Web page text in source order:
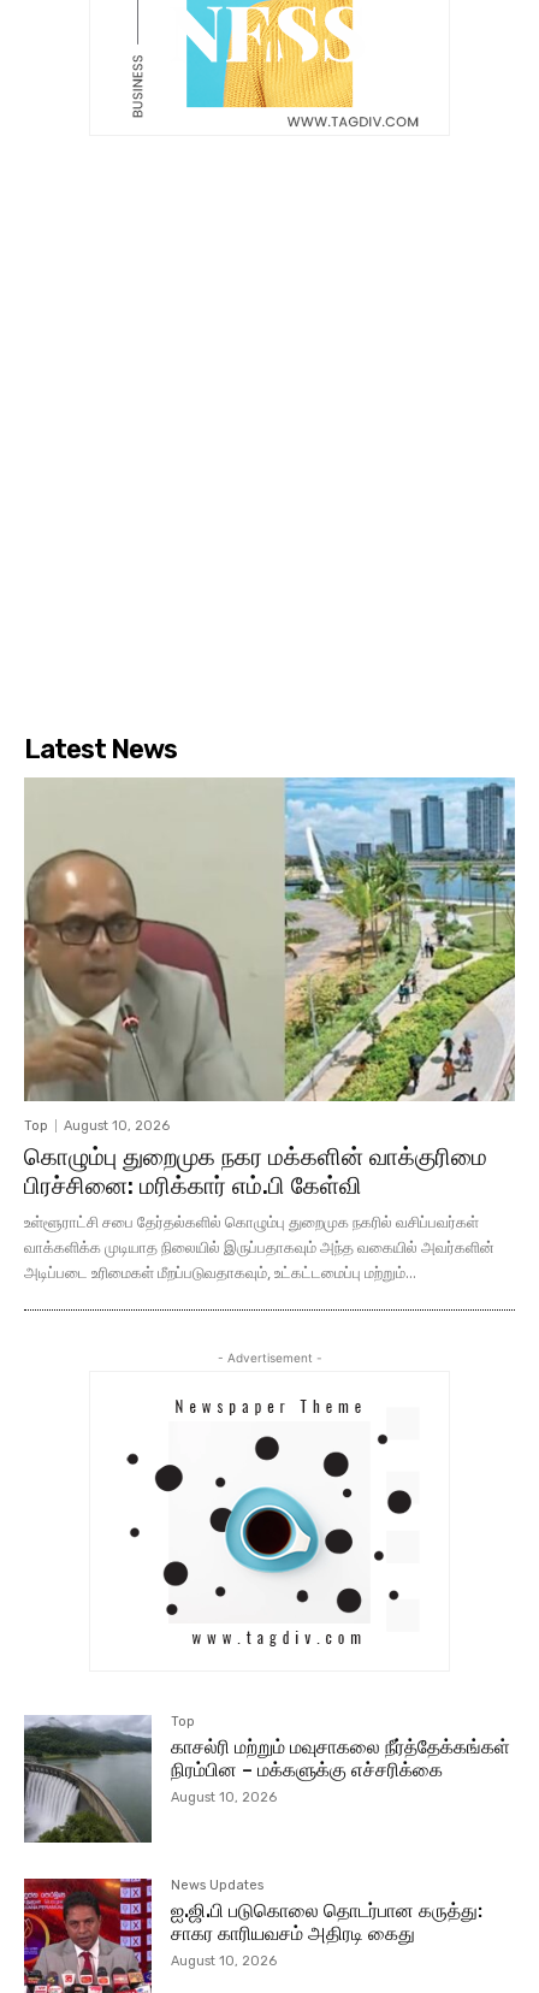
Latest News
Top August 10, 2026
கொழும்பு துறைமுக நகர மக்களின் வாக்குரிமை
பிரச்சினை: மரிக்கார் எம்.பி கேள்வி
உள்ளூராட்சி சபை தேர்தல்களில் கொழும்பு துறைமுக நகரில் வசிப்பவர்கள்
வாக்களிக்க முடியாத நிலையில் இருப்பதாகவும் அந்த வகையில் அவர்களின்
அடிப்படை உரிமைகள் மீறப்படுவதாகவும், உட்கட்டமைப்பு மற்றும்...
- Advertisement -
Top
காசல்ரி மற்றும் மவுசாகலை நீர்த்தேக்கங்கள்
நிரம்பின – மக்களுக்கு எச்சரிக்கை
August 10, 2026
News Updates
ஐ.ஜி.பி படுகொலை தொடர்பான கருத்து:
சாகர காரியவசம் அதிரடி கைது
August 10, 2026